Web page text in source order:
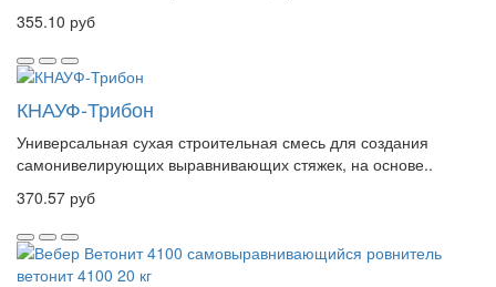
355.10 руб
КНАУФ-Трибон
Универсальная сухая строительная смесь для создания
самонивелирующих выравнивающих стяжек, на основе..
370.57 руб